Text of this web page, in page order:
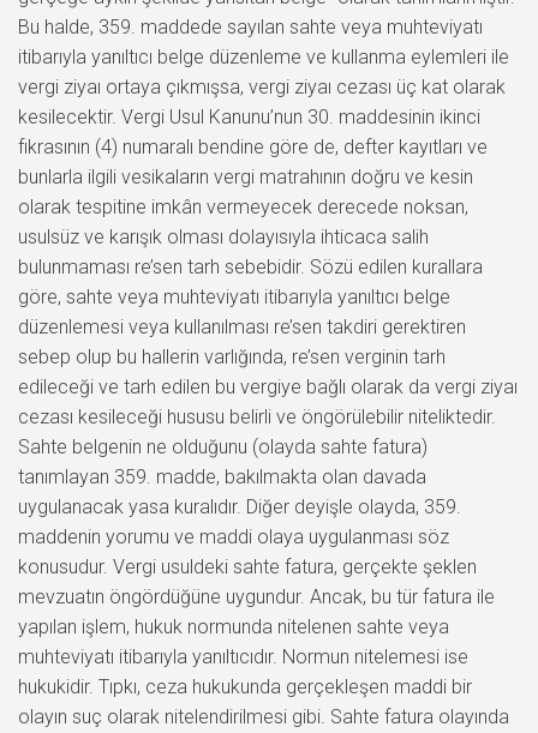
Bu halde, 359. maddede sayılan sahte veya muhteviyatı
itibarıyla yanıltıcı belge düzenleme ve kullanma eylemleri ile
vergi ziyaı ortaya çıkmışsa, vergi ziyaı cezası üç kat olarak
kesilecektir. Vergi Usul Kanunu’nun 30. maddesinin ikinci
fıkrasının (4) numaralı bendine göre de, defter kayıtları ve
bunlarla ilgili vesikaların vergi matrahının doğru ve kesin
olarak tespitine imkân vermeyecek derecede noksan,
usulsüz ve karışık olması dolayısıyla ihticaca salih
bulunmaması re’sen tarh sebebidir. Sözü edilen kurallara
göre, sahte veya muhteviyatı itibarıyla yanıltıcı belge
düzenlemesi veya kullanılması re’sen takdiri gerektiren
sebep olup bu hallerin varlığında, re’sen verginin tarh
edileceği ve tarh edilen bu vergiye bağlı olarak da vergi ziyaı
cezası kesileceği hususu belirli ve öngörülebilir niteliktedir.
Sahte belgenin ne olduğunu (olayda sahte fatura)
tanımlayan 359. madde, bakılmakta olan davada
uygulanacak yasa kuralıdır. Diğer deyişle olayda, 359.
maddenin yorumu ve maddi olaya uygulanması söz
konusudur. Vergi usuldeki sahte fatura, gerçekte şeklen
mevzuatın öngördüğüne uygundur. Ancak, bu tür fatura ile
yapılan işlem, hukuk normunda nitelenen sahte veya
muhteviyatı itibarıyla yanıltıcıdır. Normun nitelemesi ise
hukukidir. Tıpkı, ceza hukukunda gerçekleşen maddi bir
olayın suç olarak nitelendirilmesi gibi. Sahte fatura olayında